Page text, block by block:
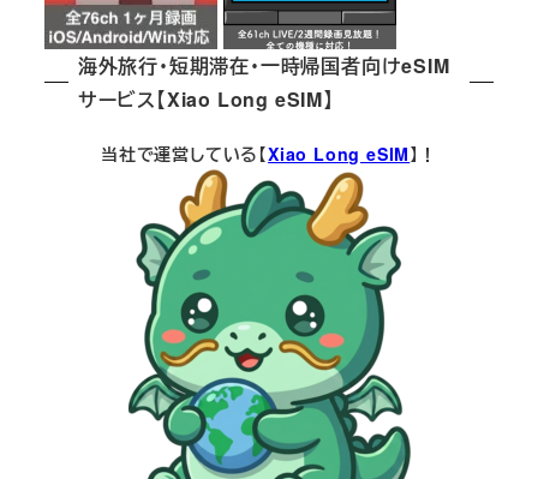
海外旅行・短期滞在・一時帰国者向けeSIM
サービス【Xiao Long eSIM】
当社で運営している【Xiao Long eSIM】！